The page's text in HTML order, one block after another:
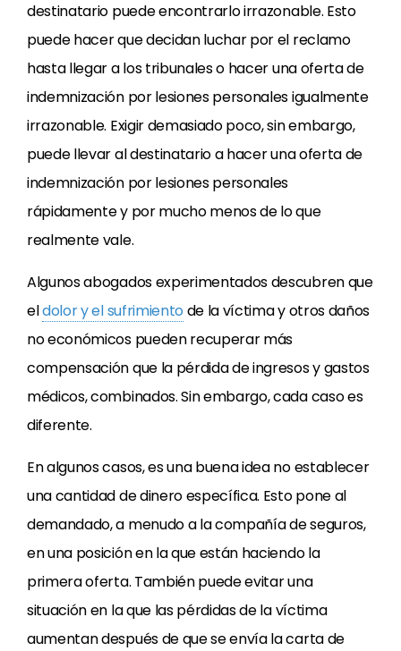
destinatario puede encontrarlo irrazonable. Esto
puede hacer que decidan luchar por el reclamo
hasta llegar a los tribunales o hacer una oferta de
indemnización por lesiones personales igualmente
irrazonable. Exigir demasiado poco, sin embargo,
puede llevar al destinatario a hacer una oferta de
indemnización por lesiones personales
rápidamente y por mucho menos de lo que
realmente vale.
Algunos abogados experimentados descubren que
eldolor y el sufrimiento de la víctima y otros daños
no económicos pueden recuperar más
compensación que la pérdida de ingresos y gastos
médicos, combinados. Sin embargo, cada caso es
diferente.
En algunos casos, es una buena idea no establecer
una cantidad de dinero específica. Esto pone al
demandado, a menudo a la compañía de seguros,
en una posición en la que están haciendo la
primera oferta. También puede evitar una
situación en la que las pérdidas de la víctima
aumentan después de que se envía la carta de